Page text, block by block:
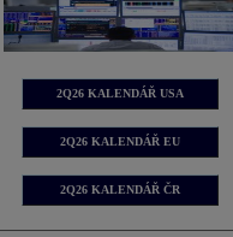
2Q26 KALENDÁŘ USA
2Q26 KALENDÁŘ EU
2Q26 KALENDÁŘ ČR